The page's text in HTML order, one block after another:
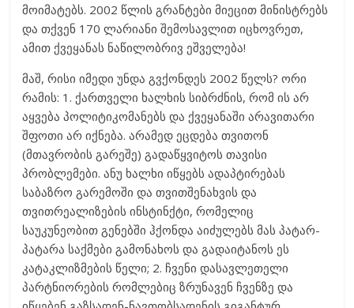
მოიმატებს. 2002 წლის გრანტები მიეცით მინისტრებს
და თქვენ 170 ლარიანი შემოსავლით იცხოვრეთ,
ამით ქვეყანას ნაწილობრივ ეშველება!
მაშ, რისი იმედი უნდა გვქონდეს 2002 წელს? ორი
რამის: 1. ქართველი ხალხის სიბრძნის, რომ ის არ
აყვება პოლიტიკომანებს და ქვეყანაში არავითარი
შფოთი არ იქნება. არამედ ეცდება თვითონ
(მთავრობის გარეშე) გადაწყვიტოს თავისი
პრობლემები. ანუ ხალხი იწყებს ადაპტირებას
საბაზრო გარემოში და თვითშენახვის და
თვითრეალიზების ინსტინქტი, რომელიც
საუკუნეობით გენებში ჰქონდა აიძულებს მას პატარ-
პატარა საქმები გამონახოს და გადაიტანოს ეს
კატაკლიზმების წელი; 2. ჩვენი დასავლეთელი
პარტნიორების რომლებიც ზრუნავენ ჩვენზე და